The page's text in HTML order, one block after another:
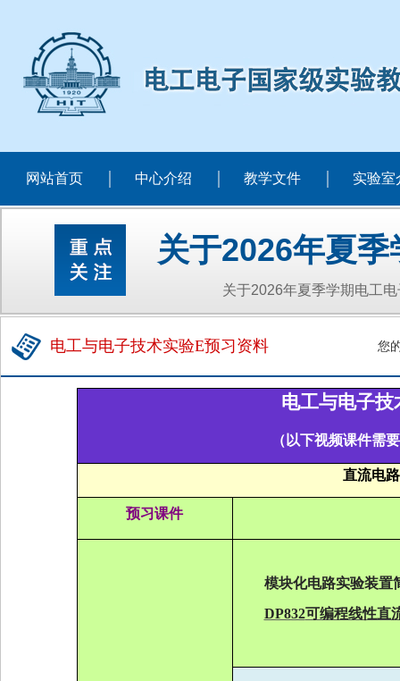
网站首页 中心介绍 教学文件 实验室
关于2026年夏
关于2026年夏季学期电工
您
电工与电子技术实验E预习资料
电工与电子技
（ 以下视频课件需
直流电路
预习课件
模块化电路实验装置
DP832可编程线性直